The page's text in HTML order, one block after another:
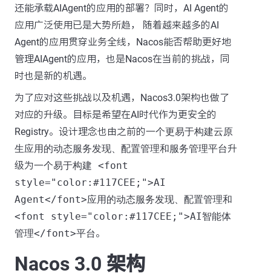
还能承载AIAgent的应用的部署？同时，AI Agent的
应用广泛使用已是大势所趋， 随着越来越多的AI
Agent的应用贯穿业务全线，Nacos能否帮助更好地
管理AIAgent的应用，也是Nacos在当前的挑战，同
时也是新的机遇。
为了应对这些挑战以及机遇，Nacos3.0架构也做了
对应的升级。目标是希望在AI时代作为更安全的
Registry。设计理念也由之前的一个更易于构建云原
生应用的动态服务发现、配置管理和服务管理平台升
级为一个易于构建 <font
style="color:#117CEE;">AI
Agent</font>应用的动态服务发现、配置管理和
<font style="color:#117CEE;">AI智能体
管理</font>平台。
Nacos 3.0 架构